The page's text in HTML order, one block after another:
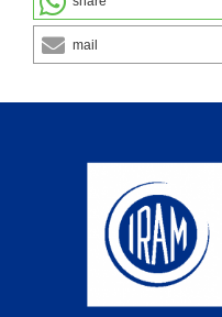
mail